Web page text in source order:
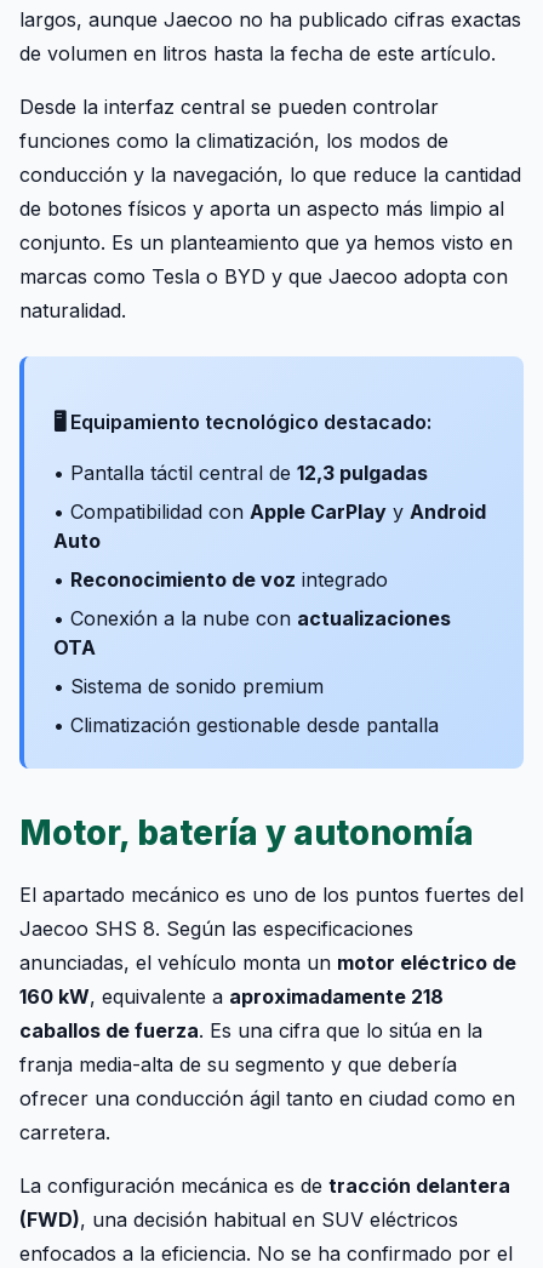
largos, aunque Jaecoo no ha publicado cifras exactas
de volumen en litros hasta la fecha de este artículo.
Desde la interfaz central se pueden controlar
funciones como la climatización, los modos de
conducción y la navegación, lo que reduce la cantidad
de botones físicos y aporta un aspecto más limpio al
conjunto. Es un planteamiento que ya hemos visto en
marcas como Tesla o BYD y que Jaecoo adopta con
naturalidad.
🖥️ Equipamiento tecnológico destacado:
• Pantalla táctil central de 12,3 pulgadas
• Compatibilidad con Apple CarPlay y Android
Auto
• Reconocimiento de voz integrado
• Conexión a la nube con actualizaciones
OTA
• Sistema de sonido premium
• Climatización gestionable desde pantalla
Motor, batería y autonomía
El apartado mecánico es uno de los puntos fuertes del
Jaecoo SHS 8. Según las especificaciones
anunciadas, el vehículo monta un motor eléctrico de
160 kW, equivalente a aproximadamente 218
caballos de fuerza. Es una cifra que lo sitúa en la
franja media-alta de su segmento y que debería
ofrecer una conducción ágil tanto en ciudad como en
carretera.
La configuración mecánica es de tracción delantera
(FWD), una decisión habitual en SUV eléctricos
enfocados a la eficiencia. No se ha confirmado por el